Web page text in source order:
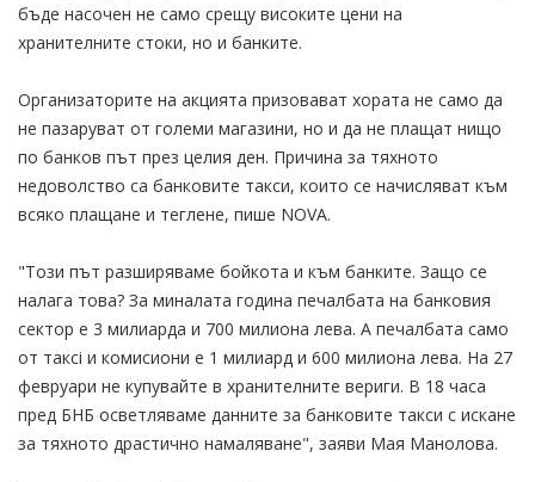
бъде насочен не само срещу високите цени на
хранителните стоки, но и банките.
Организаторите на акцията призовават хората не само да
не пазаруват от големи магазини, но и да не плащат нищо
по банков път през целия ден. Причина за тяхното
недоволство са банковите такси, които се начисляват към
всяко плащане и теглене, пише NOVA.
"Този път разширяваме бойкота и към банките. Защо се
налага това? За миналата година печалбата на банковия
сектор е 3 милиарда и 700 милиона лева. А печалбата само
от таксi и комисиони е 1 милиард и 600 милиона лева. На 27
февруари не купувайте в хранителните вериги. В 18 часа
пред БНБ осветляваме данните за банковите такси с искане
за тяхното драстично намаляване", заяви Мая Манолова.